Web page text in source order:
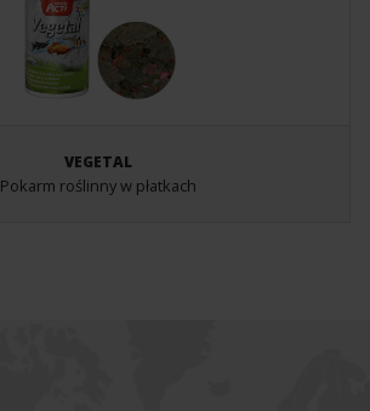
VEGETAL
Pokarm roślinny w płatkach